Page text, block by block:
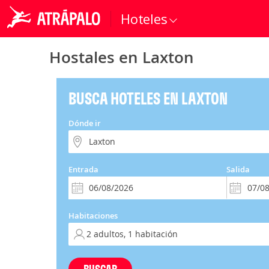
Hoteles
Hostales en Laxton
BUSCA HOTELES EN LAXTON
Dónde ir
Entrada Salida
Habitaciones